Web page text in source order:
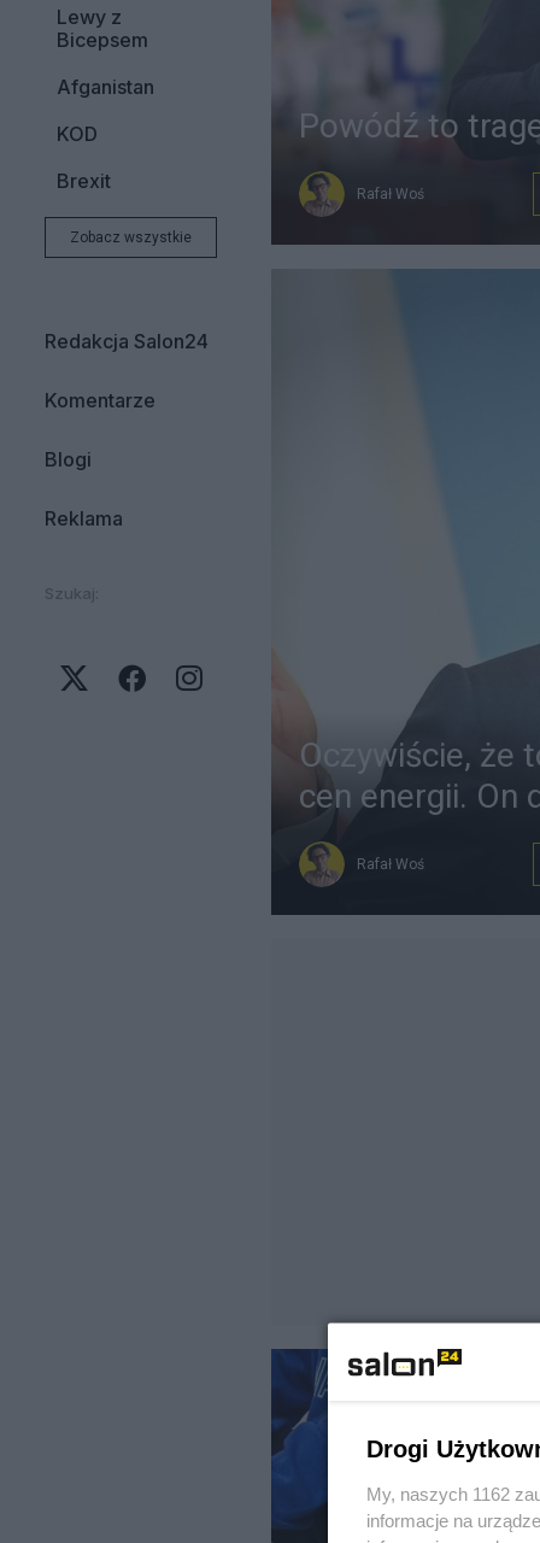
Lewy z
Bicepsem
Afganistan
KOD
Brexit
Zobacz wszystkie
Redakcja Salon24
Komentarze
Blogi
Reklama
Szukaj:
Powódź to
Rafał Woś
Oczywiście, że
cen energii. On
Rafał Woś
Drogi
My, naszych 1162
informacje na